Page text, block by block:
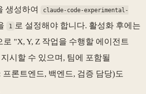
생성하여 claude-code-experimental-
1 로 설정해야 합니다. 활성화 후에는
로 "X, Y, Z 작업을 수행할 에이전트
시할 수 있으며, 팀에 포함될
론트엔드, 백엔드, 검증 담당)도